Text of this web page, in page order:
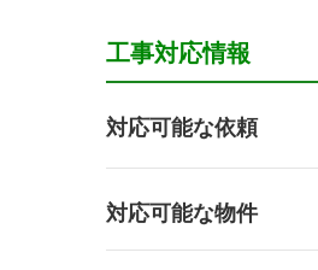
工事対応情報
対応可能な依頼
対応可能な物件